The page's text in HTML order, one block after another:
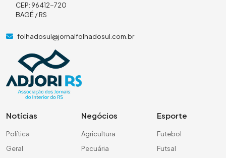
CEP: 96412-720
BAGÉ / RS
folhadosul@jornalfolhadosul.com.br
Notícias
Política
Geral
Negócios
Agricultura
Pecuária
Esporte
Futebol
Futsal